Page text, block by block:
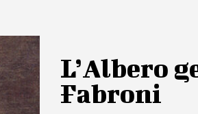
L’Albero
Fabroni